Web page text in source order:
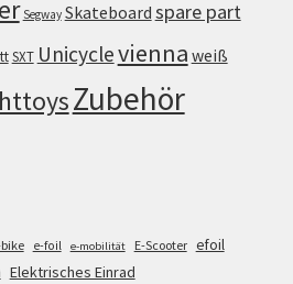
Segway Skateboard spare part
SXT Unicyclevienna weiß
Zubehör
e-foil e-mobilität E-Scooter efoil
Elektrisches Einrad